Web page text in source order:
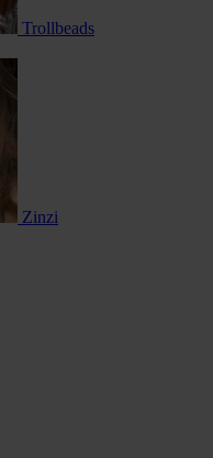
Trollbeads
Zinzi